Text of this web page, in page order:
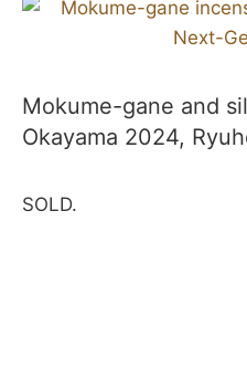
Mokume-gane and
Okayama 2024,
SOLD.